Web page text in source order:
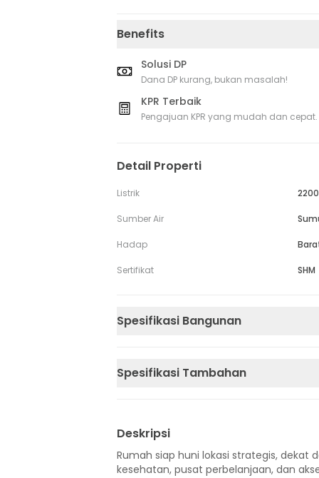
Benefits
Solusi DP
Dana DP kurang, bukan masalah!
KPR Terbaik
Pengajuan KPR yang mudah dan cepat.
Detail Properti
Listrik
Sumber Air
Hadap
Sertifikat SHM
Spesifikasi Bangunan
Spesifikasi Tambahan
Deskripsi
Rumah siap huni lokasi strategis, dekat
kesehatan, pusat perbelanjaan, dan